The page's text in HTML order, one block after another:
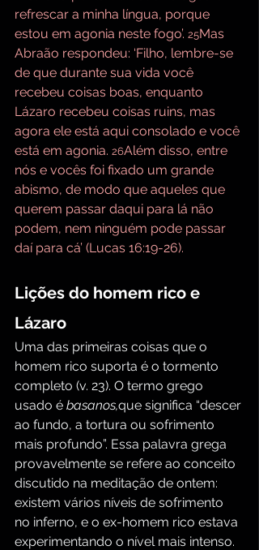
refrescar a minha língua, porque
estou em agonia neste fogo’. 25Mas
Abraão respondeu: ‘Filho, lembre-se
de que durante sua vida você
recebeu coisas boas, enquanto
Lázaro recebeu coisas ruins, mas
agora ele está aqui consolado e você
está em agonia. 26Além disso, entre
nós e vocês foi fixado um grande
abismo, de modo que aqueles que
querem passar daqui para lá não
podem, nem ninguém pode passar
daí para cá’ (Lucas 16:19-26).
Lições do homem rico e
Lázaro
Uma das primeiras coisas que o
homem rico suporta é o tormento
completo (v. 23). O termo grego
usado é basanos,que significa “descer
ao fundo, a tortura ou sofrimento
mais profundo”. Essa palavra grega
provavelmente se refere ao conceito
discutido na meditação de ontem:
existem vários níveis de sofrimento
no inferno, e o ex-homem rico estava
experimentando o nível mais intenso.